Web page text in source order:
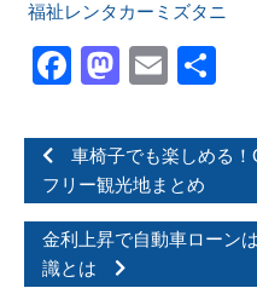
福祉レンタカーミズタニ
Facebook
Email
車椅子でも楽しめる！
フリー観光地まとめ
金利上昇で自動車ローン
識とは